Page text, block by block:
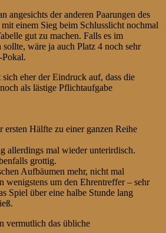
angesichts der anderen Paarungen des
einem Sieg beim Schlusslicht nochmal
gut zu machen. Falls es im
sollte, wäre ja auch Platz 4 noch sehr
eher der Eindruck auf, dass die
als lästige Pflichtaufgabe
Hälfte zu einer ganzen Reihe
allerdings mal wieder unterirdisch.
grottig.
Aufbäumen mehr, nicht mal
wenigstens um den Ehrentreffer – sehr
Spiel über eine halbe Stunde lang
vermutlich das übliche